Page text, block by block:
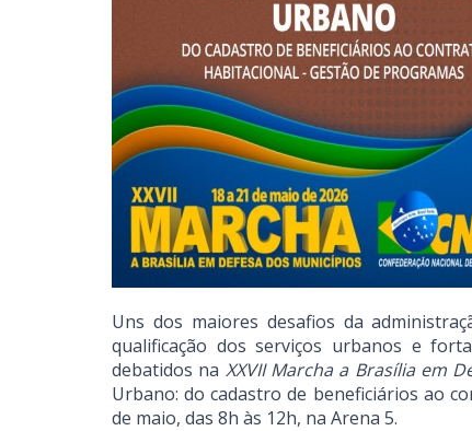
Uns dos maiores desafios da
qualificação dos serviços urbanos e
debatidos na XXVII Marcha a Brasília em
Urbano: do cadastro de beneficiários ao
de maio, das 8h às 12h, na Arena 5.